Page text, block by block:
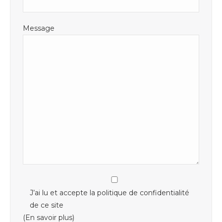
Message
J’ai lu et accepte la politique de confidentialité
de ce site
(En savoir plus)